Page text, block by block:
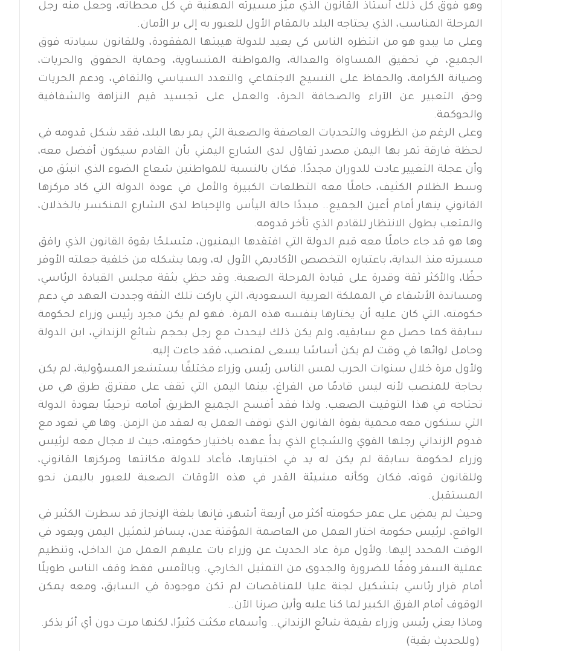
وهو فوق كل ذلك أستاذ القانون الذي ميّز مسيرته المهنية في كل محطاته، وجعل منه رجل
المرحلة المناسب، الذي يحتاجه البلد بالمقام الأول للعبور به إلى بر الأمان.
وعلى ما يبدو هو من انتظره الناس كي يعيد للدولة هيبتها المفقودة، وللقانون سيادته فوق
الجميع، في تحقيق المساواة والعدالة، والمواطنة المتساوية، وحماية الحقوق والحريات،
وصيانة الكرامة، والحفاظ على النسيج الاجتماعي والتعدد السياسي والثقافي، ودعم الحريات
وحق التعبير عن الآراء والصحافة الحرة، والعمل على تجسيد قيم النزاهة والشفافية
والحوكمة.
وعلى الرغم من الظروف والتحديات العاصفة والصعبة التي يمر بها البلد، فقد شكل قدومه في
لحظة فارقة تمر بها اليمن مصدر تفاؤل لدى الشارع اليمني بأن القادم سيكون أفضل معه،
وأن عجلة التغيير عادت للدوران مجددًا. فكان بالنسبة للمواطنين شعاع الضوء الذي انبثق من
وسط الظلام الكثيف، حاملًا معه التطلعات الكبيرة والأمل في عودة الدولة التي كاد مركزها
القانوني ينهار أمام أعين الجميع.. مبددًا حالة اليأس والإحباط لدى الشارع المنكسر بالخذلان،
والمتعب بطول الانتظار للقادم الذي تأخر قدومه.
وها هو قد جاء حاملًا معه قيم الدولة التي افتقدها اليمنيون، متسلحًا بقوة القانون الذي رافق
مسيرته منذ البداية، باعتباره التخصص الأكاديمي الأول له، وبما يشكله من خلفية جعلته الأوفر
حظًا، والأكثر ثقة وقدرة على قيادة المرحلة الصعبة. وقد حظي بثقة مجلس القيادة الرئاسي،
ومساندة الأشقاء في المملكة العربية السعودية، التي باركت تلك الثقة وجددت العهد في دعم
حكومته، التي كان عليه أن يختارها بنفسه هذه المرة. فهو لم يكن مجرد رئيس وزراء لحكومة
سابقة كما حصل مع سابقيه، ولم يكن ذلك ليحدث مع رجل بحجم شائع الزنداني، ابن الدولة
وحامل لوائها في وقت لم يكن أساسًا يسعى لمنصب، فقد جاءت إليه.
ولأول مرة خلال سنوات الحرب لمس الناس رئيس وزراء مختلفًا يستشعر المسؤولية، لم يكن
بحاجة للمنصب لأنه ليس قادمًا من الفراغ، بينما اليمن التي تقف على مفترق طرق هي من
تحتاجه في هذا التوقيت الصعب. ولذا فقد أفسح الجميع الطريق أمامه ترحيبًا بعودة الدولة
التي ستكون معه محمية بقوة القانون الذي توقف العمل به لعقد من الزمن. وها هي تعود مع
قدوم الزنداني رجلها القوي والشجاع الذي بدأ عهده باختيار حكومته، حيث لا مجال معه لرئيس
وزراء لحكومة سابقة لم يكن له يد في اختيارها، فأعاد للدولة مكانتها ومركزها القانوني،
وللقانون قوته، فكان وكأنه مشيئة القدر في هذه الأوقات الصعبة للعبور باليمن نحو
المستقبل.
وحيث لم يمضِ على عمر حكومته أكثر من أربعة أشهر، فإنها بلغة الإنجاز قد سطرت الكثير في
الواقع، لرئيس حكومة اختار العمل من العاصمة المؤقتة عدن، يسافر لتمثيل اليمن ويعود في
الوقت المحدد إليها. ولأول مرة عاد الحديث عن وزراء بات عليهم العمل من الداخل، وتنظيم
عملية السفر وفقًا للضرورة والجدوى من التمثيل الخارجي. وبالأمس فقط وقف الناس طويلًا
أمام قرار رئاسي بتشكيل لجنة عليا للمناقصات لم تكن موجودة في السابق، ومعه يمكن
الوقوف أمام الفرق الكبير لما كنا عليه وأين صرنا الآن..
وماذا يعني رئيس وزراء بقيمة شائع الزنداني.. وأسماء مكثت كثيرًا، لكنها مرت دون أي أثر يذكر.
(وللحديث بقية)